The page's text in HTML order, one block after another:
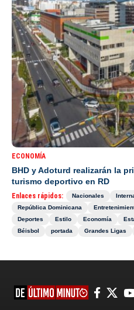
ECONOMÍA
BHD y Adoturd realizarán la
turismo deportivo en RD
Enlaces rápidos: Nacionales
República Dominicana
Deportes
Estilo Economía
Béisbol
portada Grandes Ligas